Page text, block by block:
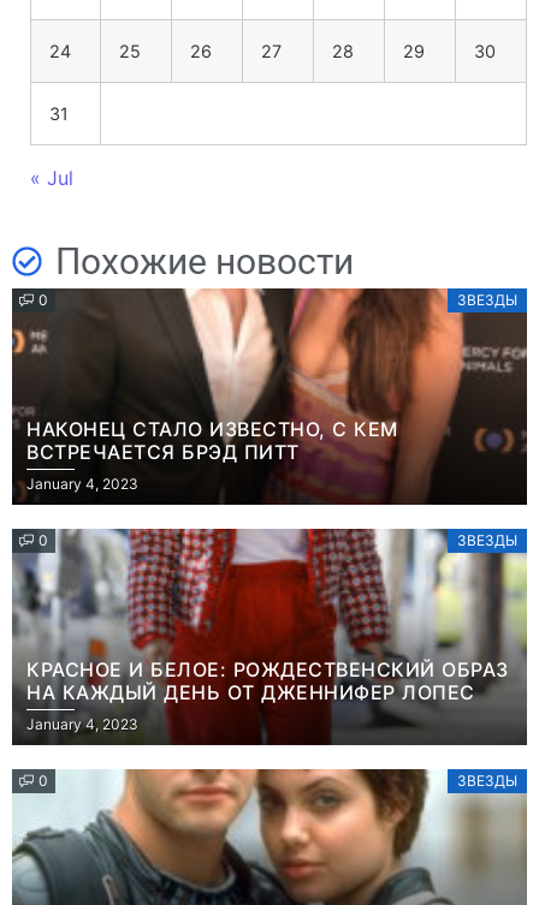
24 25 26 27 28 29 30
31
« Jul
Похожие новости
0 ЗВЕЗДЫ
НАКОНЕЦ СТАЛО ИЗВЕСТНО, С КЕМ
ВСТРЕЧАЕТСЯ БРЭД ПИТТ
January 4, 2023
0 ЗВЕЗДЫ
КРАСНОЕ И БЕЛОЕ: РОЖДЕСТВЕНСКИЙ ОБРАЗ
НА КАЖДЫЙ ДЕНЬ ОТ ДЖЕННИФЕР ЛОПЕС
January 4, 2023
0 ЗВЕЗДЫ